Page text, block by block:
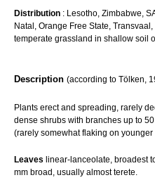
Distribution : Lesotho, Zimbabwe,
Natal, Orange Free State,
temperate grassland in shallow soil
Description (according to Tölken,
Plants erect and spreading, rarely
dense shrubs with branches up to
(rarely somewhat flaking on younger
Leaves linear-lanceolate, broadest
mm broad, usually almost terete.